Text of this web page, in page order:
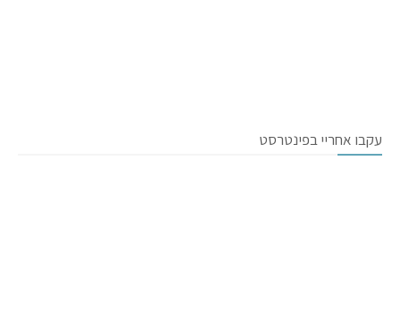
עקבו אחריי בפינטרסט